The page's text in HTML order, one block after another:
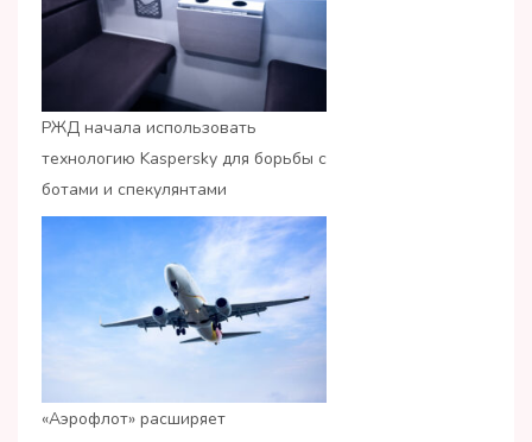
РЖД начала использовать
технологию Kaspersky для борьбы с
ботами и спекулянтами
«Аэрофлот» расширяет